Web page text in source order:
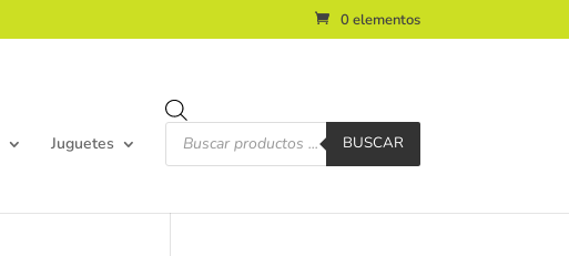
0 elementos
Juguetes
Búsqueda
productos
BUSCAR